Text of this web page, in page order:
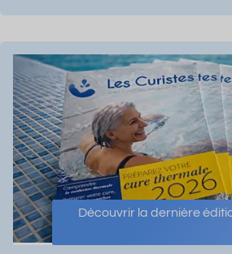
Découvrir la dernière